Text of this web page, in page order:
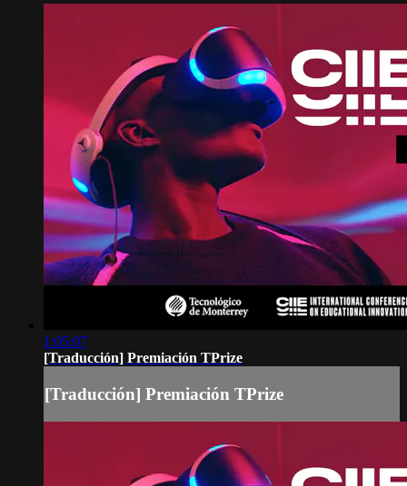
1:05:07
[Traducción] Premiación TPrize
[Traducción] Premiación TPrize